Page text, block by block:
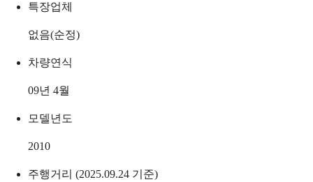
특장업체
없음(순정)
차량연식
09년 4월
모델년도
2010
주행거리 (2025.09.24 기준)